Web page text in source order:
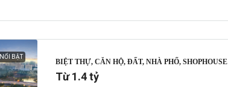
NỔI BẬT
BIỆT THỰ, CĂN HỘ, ĐẤT, NHÀ PHỐ, SHOPHOUSE
Từ 1.4 tỷ